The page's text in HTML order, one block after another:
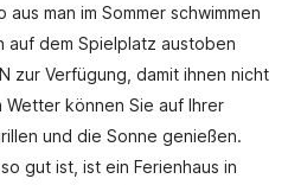
man im Sommer schwimmen
auf dem Spielplatz austoben
zur Verfügung, damit ihnen nicht
können Sie auf Ihrer
und die Sonne genießen.
gut ist, ist ein Ferienhaus in